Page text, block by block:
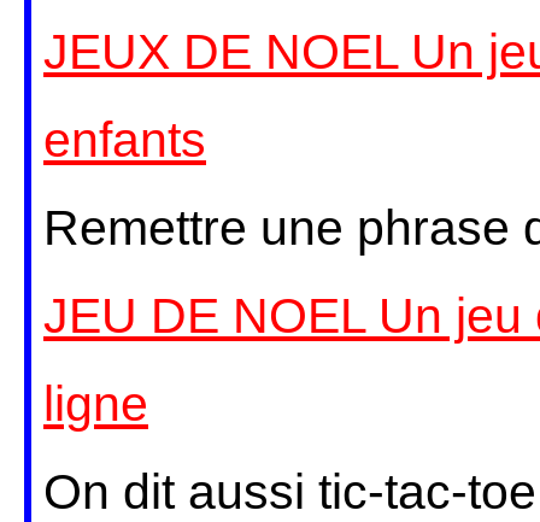
JEUX DE NOEL Un
enfants
Remettre une phrase
JEU DE NOEL Un
ligne
On dit aussi tic-tac-